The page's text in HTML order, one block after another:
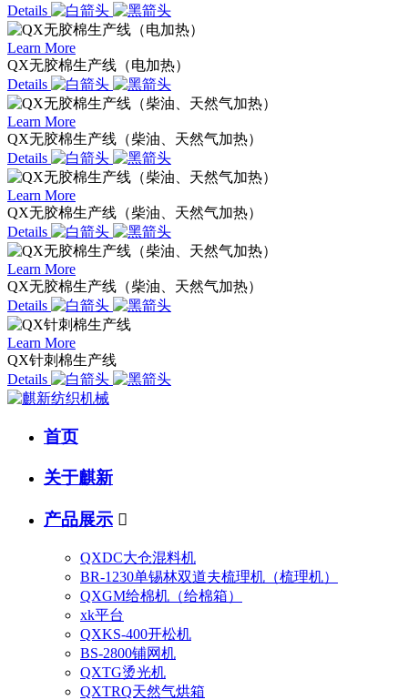
Details
Learn More
QX无胶棉生产线（电加热）
Details
Learn More
QX无胶棉生产线（柴油、天然气加热）
Details
Learn More
QX无胶棉生产线（柴油、天然气加热）
Details
Learn More
QX无胶棉生产线（柴油、天然气加热）
Details
Learn More
QX针刺棉生产线
Details
首页
关于麒新
产品展示 
QXDC大仓混料机
BR-1230单锡林双道夫梳理机（梳理机）
QXGM给棉机（给棉箱）
xk平台
QXKS-400开松机
BS-2800铺网机
QXTG烫光机
QXTRQ天然气烘箱